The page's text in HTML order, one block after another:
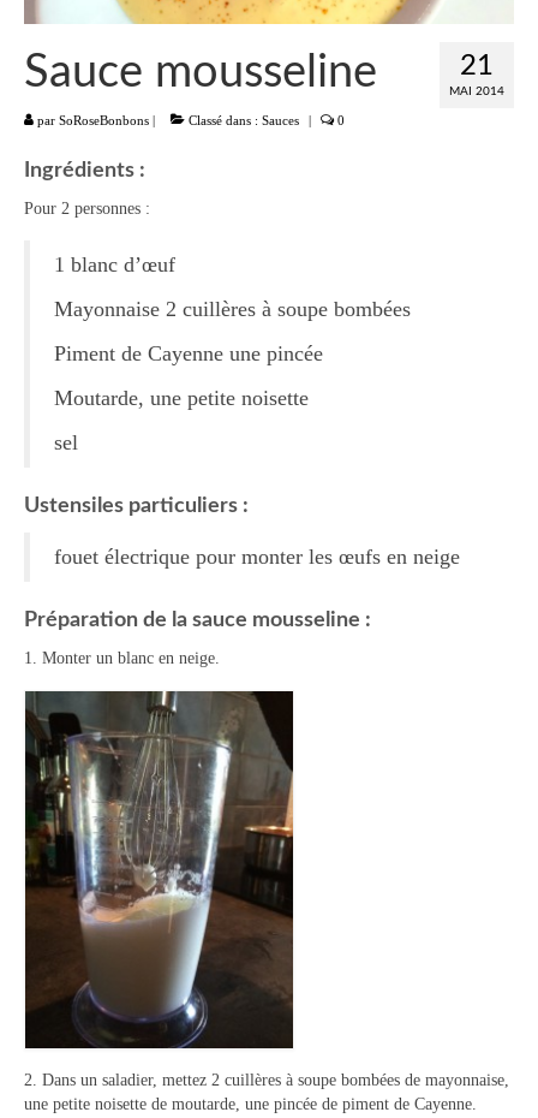
Aumônières Feuilletés Samoussas
Desserts
Brownies Cookies Muffins
Cakes Cheesecakes Pancakes
Caramel Compotes Confitures
Clafoutis Crèmes Flans
Crumbles Gâteaux secs Sablés
Friandises Mignardises
Gâteaux Tartes
Panna cotta Tiramisu
21
MAI 2014
Sauce mousseline
par SoRoseBonbons | Classé dans : Sauces | 0
Ingrédients :
Pour 2 personnes :
1 blanc d’œuf
Mayonnaise 2 cuillères à soupe bombées
Piment de Cayenne une pincée
Moutarde, une petite noisette
sel
Ustensiles particuliers :
fouet électrique pour monter les œufs en neige
Préparation de la sauce mousseline :
1. Monter un blanc en neige.
2. Dans un saladier, mettez 2 cuillères à soupe bombées de mayonnaise,
une petite noisette de moutarde, une pincée de piment de Cayenne.